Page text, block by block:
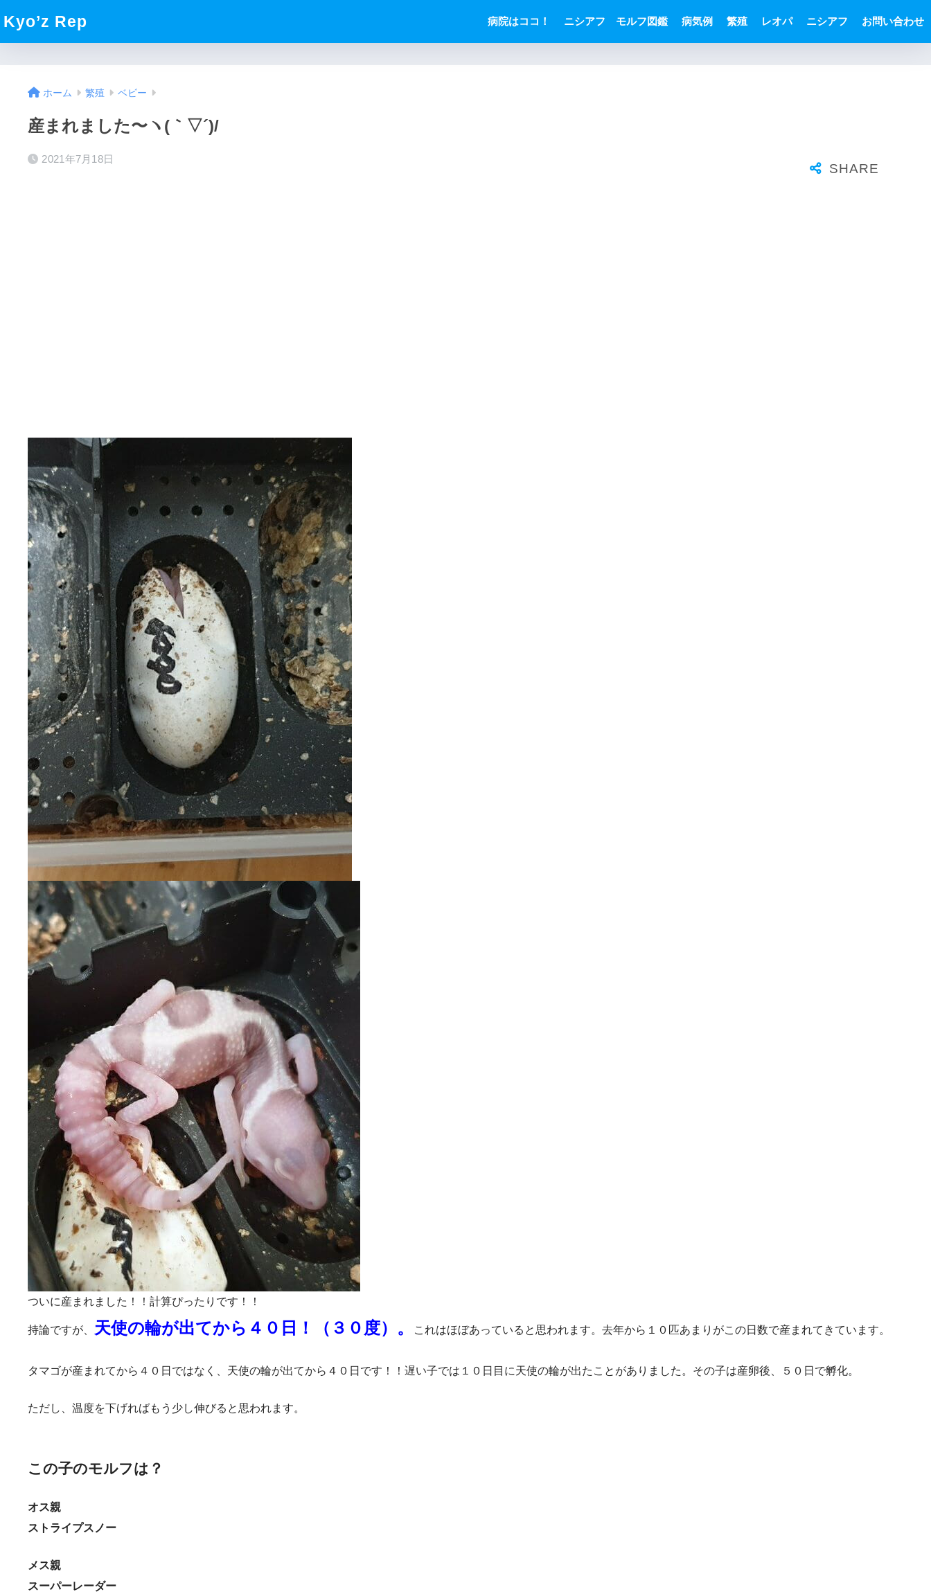
Kyo’z Rep 病院はココ！ ニシアフ モルフ図鑑 病気例 繁殖 レオパ ニシアフ お問い合わせ
ホーム 繁殖 ベビー
産まれました〜ヽ(｀▽´)/
2021年7月18日
ついに産まれました！！計算ぴったりです！！
持論ですが、 天使の輪が出てから４０日！（３０度）。 これはほぼあっていると思われます。去年から１０匹あまりがこの日数で産まれてきています。
タマゴが産まれてから４０日ではなく、天使の輪が出てから４０日です！！遅い子では１０日目に天使の輪が出たことがありました。その子は産卵後、５０日で孵化。
ただし、温度を下げればもう少し伸びると思われます。
この子のモルフは？
オス親
ストライプスノー
メス親
スーパーレーダー